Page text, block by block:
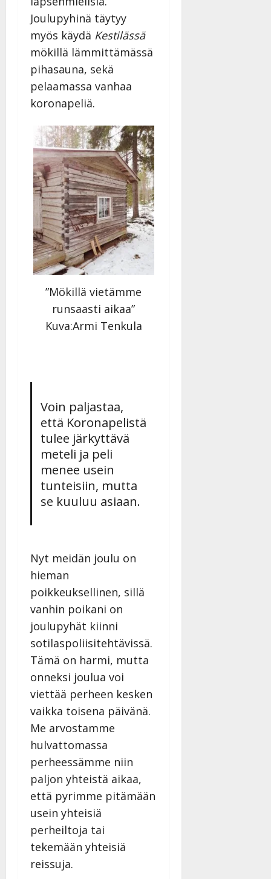
Joulupyhinä täytyy
myös käydä Kestilässä
mökillä lämmittämässä
pihasauna, sekä
pelaamassa vanhaa
koronapeliä.
”Mökillä vietämme
runsaasti aikaa”
Kuva:Armi Tenkula
Voin paljastaa,
että Koronapelistä
tulee järkyttävä
meteli ja peli
menee usein
tunteisiin, mutta
se kuuluu asiaan.
Nyt meidän joulu on
hieman
poikkeuksellinen, sillä
vanhin poikani on
joulupyhät kiinni
sotilaspoliisitehtävissä.
Tämä on harmi, mutta
onneksi joulua voi
viettää perheen kesken
vaikka toisena päivänä.
Me arvostamme
hulvattomassa
perheessämme niin
paljon yhteistä aikaa,
että pyrimme pitämään
usein yhteisiä
perheiltoja tai
tekemään yhteisiä
reissuja.